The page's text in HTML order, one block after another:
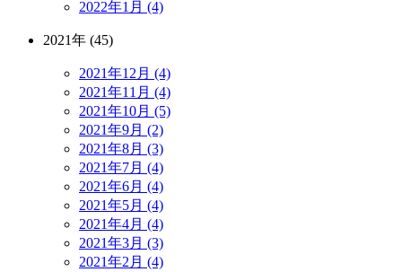
2022年1月 (4)
2021年 (45)
2021年12月 (4)
2021年11月 (4)
2021年10月 (5)
2021年9月 (2)
2021年8月 (3)
2021年7月 (4)
2021年6月 (4)
2021年5月 (4)
2021年4月 (4)
2021年3月 (3)
2021年2月 (4)